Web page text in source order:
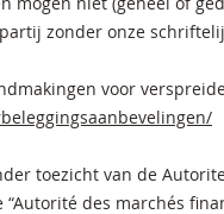
zonder onze
voor
toezicht van de
des marchés